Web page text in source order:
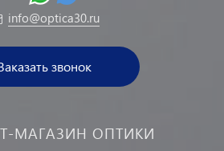
info@optica30.ru
звонок
МАГАЗИН ОПТИКИ